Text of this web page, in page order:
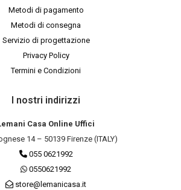
Metodi di pagamento
Metodi di consegna
Servizio di progettazione
Privacy Policy
Termini e Condizioni
I nostri indirizzi
Casa Online Uffici
14 – 50139 Firenze (ITALY)
055 0621992
0550621992
store@lemanicasa.it